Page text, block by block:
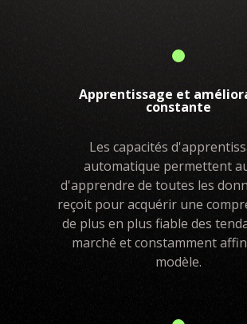
Apprentissage et
constante
Les capacités
automatique permettent
d'apprendre de toutes les
reçoit pour acquérir une
de plus en plus fiable des
marché et constamment
modèle.